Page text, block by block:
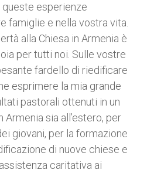
esperienze
famiglie e nella vostra vita.
alla Chiesa in Armenia è
per tutti noi. Sulle vostre
fardello di riedificare
esprimere la mia grande
pastorali ottenuti in un
sia all’estero, per
giovani, per la formazione
di nuove chiese e
caritativa ai